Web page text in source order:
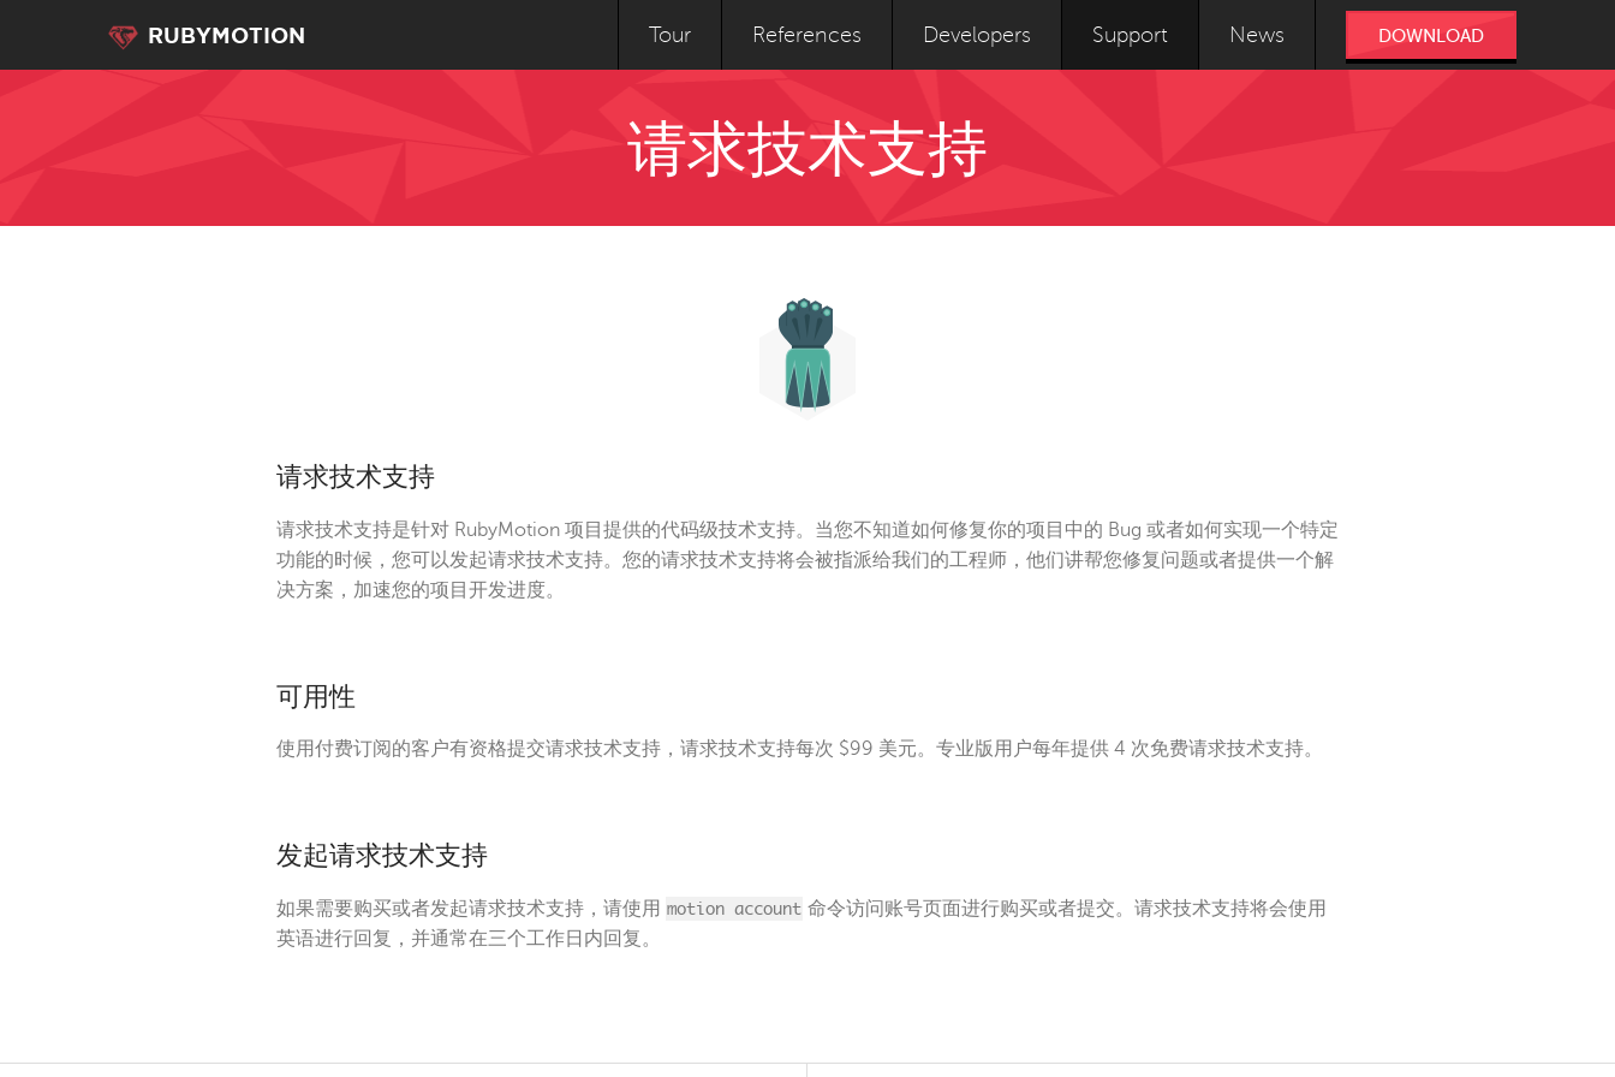
RUBYMOTION Tour References Developers Support News DOWNLOAD
请求技术支持
请求技术支持
请求技术支持是针对 RubyMotion 项目提供的代码级技术支持。当您不知道如何修复你的项目中的 Bug 或者如何实现一个特定
功能的时候，您可以发起请求技术支持。您的请求技术支持将会被指派给我们的工程师，他们讲帮您修复问题或者提供一个解
决方案，加速您的项目开发进度。
可用性
使用付费订阅的客户有资格提交请求技术支持，请求技术支持每次 $99 美元。专业版用户每年提供 4 次免费请求技术支持。
发起请求技术支持
如果需要购买或者发起请求技术支持，请使用 motion account 命令访问账号页面进行购买或者提交。请求技术支持将会使用
英语进行回复，并通常在三个工作日内回复。